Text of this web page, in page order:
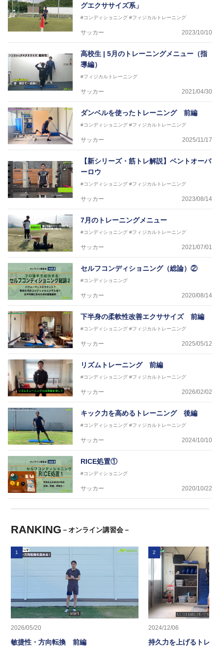
グエクササイズ系」
#コンディショニング #フィジカルトレーニング
サッカー 2023/10/10
高校生 | 5月のトレーニングメニュー（指
導編）
#フィジカルトレーニング
サッカー 2021/04/30
ダンベルを使ったトレーニング 前編
#コンディショニング #フィジカルトレーニング
サッカー 2025/11/17
【新シリーズ・筋トレ解説】ベントオーバ
ーロウ
#コンディショニング #フィジカルトレーニング
サッカー 2023/08/14
7月のトレーニングメニュー
#コンディショニング #フィジカルトレーニング
サッカー 2021/07/01
セルフコンディショニング（総論）②
#コンディショニング
サッカー 2020/08/14
下半身の柔軟性改善エクササイズ 前編
#コンディショニング #フィジカルトレーニング
サッカー 2025/05/12
リズムトレーニング 前編
#コンディショニング #フィジカルトレーニング
サッカー 2026/02/02
キック力を高めるトレーニング 後編
#コンディショニング #フィジカルトレーニング
サッカー 2024/10/10
RICE処置①
#コンディショニング
サッカー 2020/10/22
RANKING －オンライン講習会－
1
2026/05/20
敏捷性・方向転換 前編
2
2024/12/06
持久力を上げるトレ